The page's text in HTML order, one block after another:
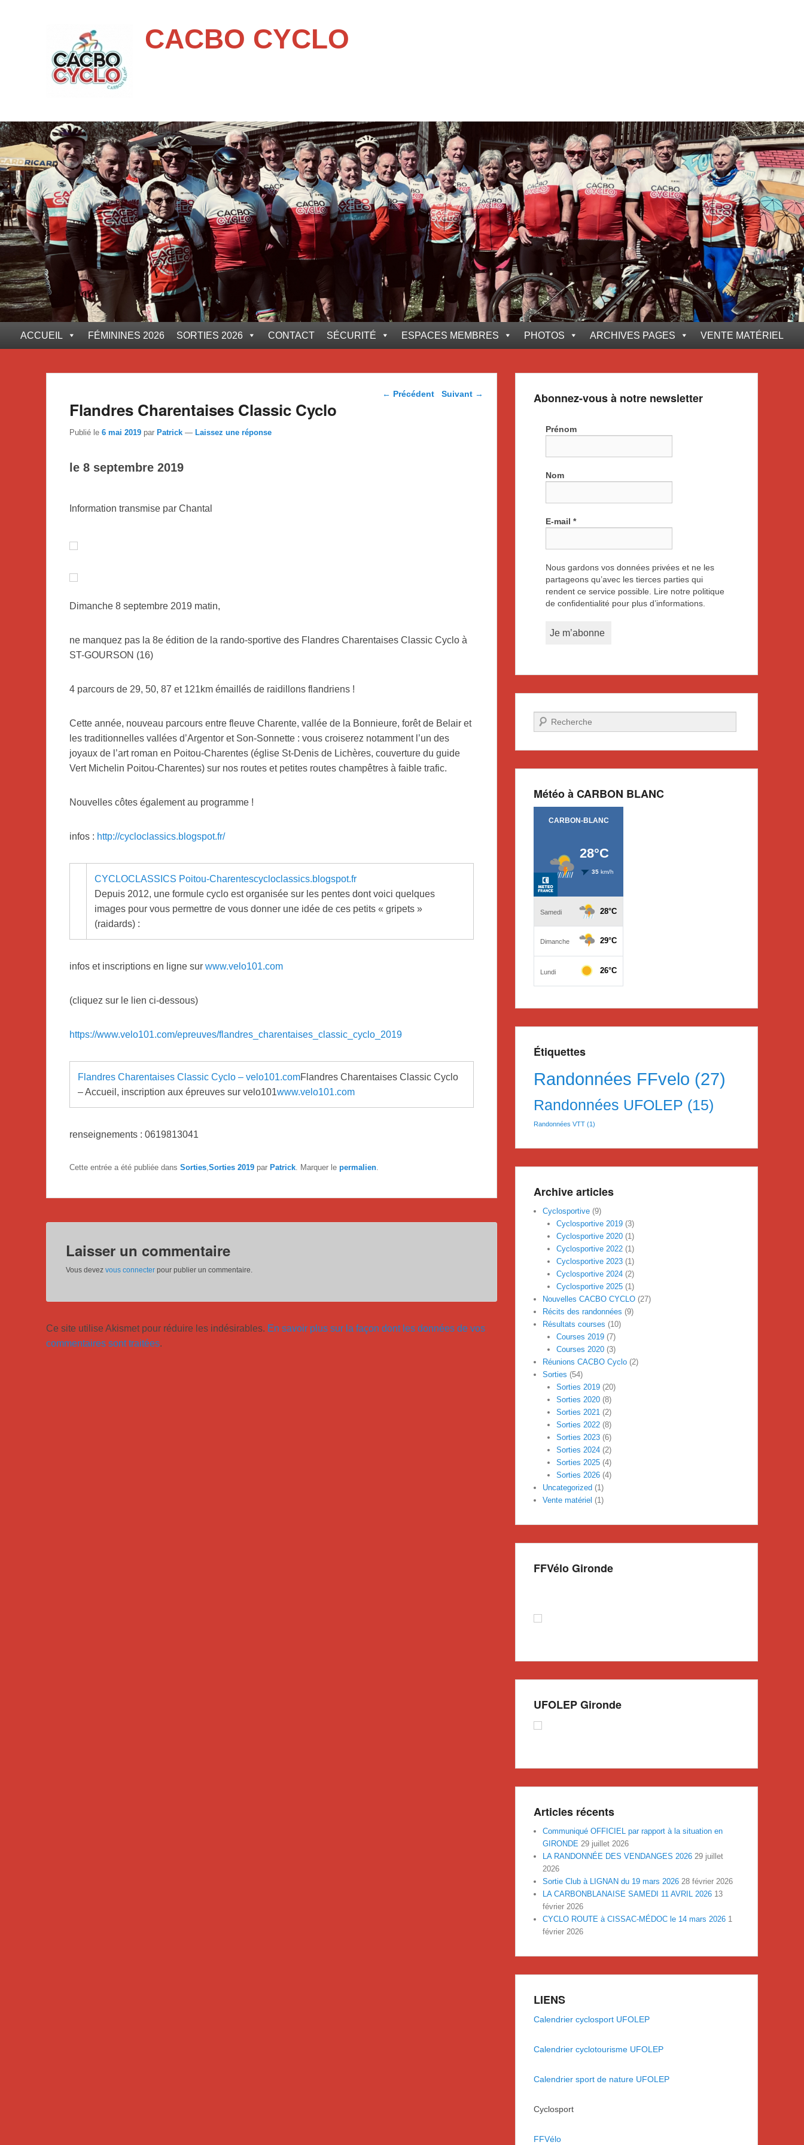
CACBO CYCLO
menuACCUEIL FÉMININES 2026 SORTIES 2026 CONTACT SÉCURITÉ ESPACES MEMBRES PHOTOS ARCHIVES PAGES VENTE MATÉRIEL
Navigation dans les
← Précédent Suivant →
Flandres Charentaises Classic Cyclo
Publié le 6 mai 2019 par Patrick — Laissez une réponse
le 8 septembre 2019
Information transmise par Chantal
Dimanche 8 septembre 2019 matin,
ne manquez pas la 8e édition de la rando-sportive des Flandres Charentaises Classic Cyclo à
ST-GOURSON (16)
4 parcours de 29, 50, 87 et 121km émaillés de raidillons flandriens !
Cette année, nouveau parcours entre fleuve Charente, vallée de la Bonnieure, forêt de Belair et
les traditionnelles vallées d’Argentor et Son-Sonnette : vous croiserez notamment l’un des
joyaux de l’art roman en Poitou-Charentes (église St-Denis de Lichères, couverture du guide
Vert Michelin Poitou-Charentes) sur nos routes et petites routes champêtres à faible trafic.
Nouvelles côtes également au programme !
infos : http://cycloclassics.blogspot.fr/
CYCLOCLASSICS Poitou-Charentescycloclassics.blogspot.fr
Depuis 2012, une formule cyclo est organisée sur les pentes dont voici quelques
images pour vous permettre de vous donner une idée de ces petits « gripets »
(raidards) :
infos et inscriptions en ligne sur www.velo101.com
(cliquez sur le lien ci-dessous)
https://www.velo101.com/epreuves/flandres_charentaises_classic_cyclo_2019
Flandres Charentaises Classic Cyclo – velo101.comFlandres Charentaises Classic Cyclo
– Accueil, inscription aux épreuves sur velo101www.velo101.com
renseignements : 0619813041
Cette entrée a été publiée dans Sorties,Sorties 2019 par Patrick. Marquer le permalien.
Laisser un commentaire
Vous devez vous connecter pour publier un commentaire.
Ce site utilise Akismet pour réduire les indésirables. En savoir plus sur la façon dont les données de vos
commentaires sont traitées.
Abonnez-vous à notre newsletter
Prénom
Nom
E-mail *
Nous gardons vos données privées et ne les
partageons qu’avec les tierces parties qui
rendent ce service possible. Lire notre politique
de confidentialité pour plus d’informations.
Recherche
Météo à CARBON BLANC
Étiquettes
Randonnées FFvelo (27)
Randonnées UFOLEP (15)
Randonnées VTT (1)
Archive articles
Cyclosportive (9)
Cyclosportive 2019(3)
Cyclosportive 2020(1)
Cyclosportive 2022(1)
Cyclosportive 2023(1)
Cyclosportive 2024(2)
Cyclosportive 2025(1)
Nouvelles CACBO CYCLO (27)
Récits des randonnées (9)
Résultats courses (10)
Courses 2019(7)
Courses 2020(3)
Réunions CACBO Cyclo (2)
Sorties (54)
Sorties 2019(20)
Sorties 2020(8)
Sorties 2021 (2)
Sorties 2022(8)
Sorties 2023(6)
Sorties 2024(2)
Sorties 2025(4)
Sorties 2026(4)
Uncategorized (1)
Vente matériel (1)
FFVélo Gironde
UFOLEP Gironde
Articles récents
Communiqué OFFICIEL par rapport à la situation en
GIRONDE 29 juillet 2026
LA RANDONNÉE DES VENDANGES 2026 29 juillet
2026
Sortie Club à LIGNAN du 19 mars 2026 28 février 2026
LA CARBONBLANAISE SAMEDI 11 AVRIL 2026 13
février 2026
CYCLO ROUTE à CISSAC-MÉDOC le 14 mars 2026 1
février 2026
LIENS
Calendrier cyclosport UFOLEP
Calendrier cyclotourisme UFOLEP
Calendrier sport de nature UFOLEP
Cyclosport
FFVélo